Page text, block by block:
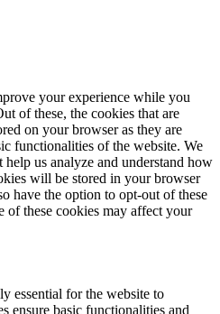
your experience while you
of these, the cookies that are
on your browser as they are
functionalities of the website. We
us analyze and understand how
will be stored in your browser
have the option to opt-out of these
of these cookies may affect your
essential for the website to
ensure basic functionalities and